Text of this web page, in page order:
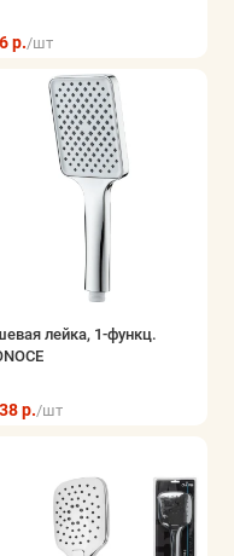
р./шт
лейка, 1-функц.
р./шт